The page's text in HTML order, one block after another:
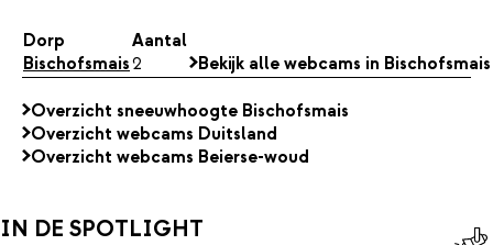
Dorp
Aantal
Bischofsmais2 Bekijk alle webcams in Bischofsmais
Overzicht sneeuwhoogte Bischofsmais
Overzicht webcams Duitsland
Overzicht webcams Beierse-woud
IN DE SPOTLIGHT